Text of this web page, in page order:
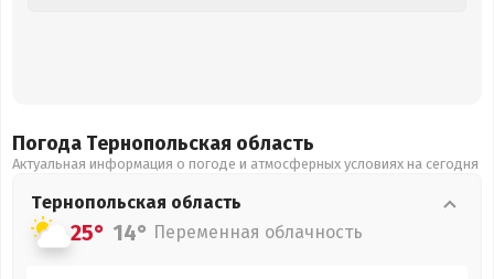
Погода Тернопольская область
Актуальная информация о погоде и атмосферных условиях на сегодня
Тернопольская область
25° 14° Переменная облачность